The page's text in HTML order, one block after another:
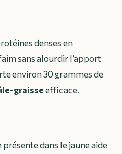
denses en
sans alourdir l’apport
environ 30 grammes de
graisseefficace.
dans le jaune aide